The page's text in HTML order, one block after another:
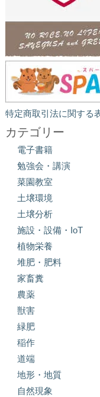
特定商取引法に関する
カテゴリー
電子書籍
勉強会・講演
菜園教室
土壌環境
土壌分析
施設・設備・IoT
植物栄養
堆肥・肥料
家畜糞
農薬
獣害
緑肥
稲作
道端
地形・地質
自然現象